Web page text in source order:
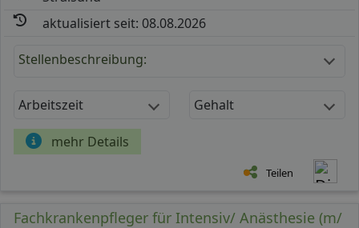
aktualisiert seit: 08.08.2026
Stellenbeschreibung:
Arbeitszeit Gehalt
mehr Details
Teilen
Fachkrankenpfleger für Intensiv/ Anästhesie (m/